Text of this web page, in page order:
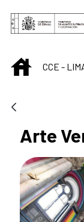
Saltar al
INICIO
CCE -
Arte